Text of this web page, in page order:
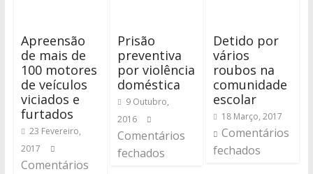
Apreensão
de mais de
100 motores
de veículos
viciados e
furtados
23 Fevereiro,
2017
Comentários
Prisão
preventiva
por violência
doméstica
9 Outubro,
2016
Comentários
fechados
Detido por
vários
roubos na
comunidade
escolar
18 Março, 2017
Comentários
fechados